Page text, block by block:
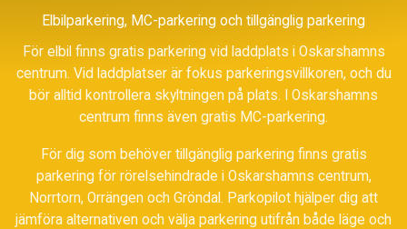
Elbilparkering, MC-parkering och tillgänglig parkering
För elbil finns gratis parkering vid laddplats i Oskarshamns
centrum. Vid laddplatser är fokus parkeringsvillkoren, och du
bör alltid kontrollera skyltningen på plats. I Oskarshamns
centrum finns även gratis MC-parkering.
För dig som behöver tillgänglig parkering finns gratis
parkering för rörelsehindrade i Oskarshamns centrum,
Norrtorn, Orrängen och Gröndal. Parkopilot hjälper dig att
jämföra alternativen och välja parkering utifrån både läge och